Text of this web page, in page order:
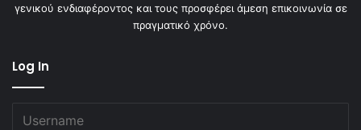
γενικού ενδιαφέροντος και τους προσφέρει άμεση επικοινωνία σε
πραγματικό χρόνο.
Log In